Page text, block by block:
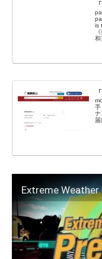
is
和
手
ナ
Extreme Weather